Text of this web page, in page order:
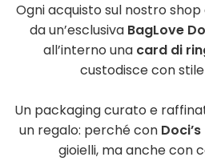
Ogni acquisto sul nostro
da un’esclusiva BagLove
all’interno una card di
custodisce con stile
Un packaging curato e
un regalo: perché con Doci’s
gioielli, ma anche con